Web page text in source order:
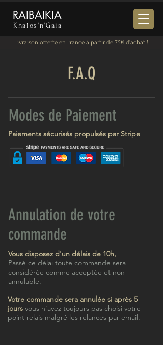
RAIBAIKIA
Khaios'n'Gaia
Livraison offerte en France à partir de 75€ d'achat !
F.A.Q
Modes de Paiement
Paiements sécurisés propulsés par Stripe
Annulation de votre
commande
Vous disposez d'un délais de 10h,
Passé ce délai toute commande sera
considérée comme acceptée et non
annulable.
Votre commande sera annulée si après 5
jours vous n'avez toujours pas choisi votre
point relais malgré les relances par email.